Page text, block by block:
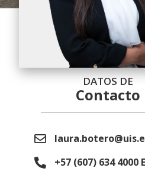
DATOS DE
Contacto
+57 (607) 634 4000